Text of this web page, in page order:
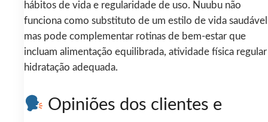
hábitos de vida e regularidade de uso. Nuubu não
funciona como substituto de um estilo de vida
mas pode complementar rotinas de bem-estar que
incluam alimentação equilibrada, atividade física regular
hidratação adequada.
Opiniões dos clientes e